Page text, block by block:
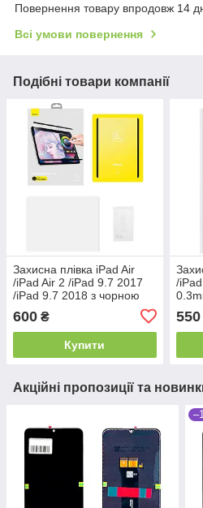
Повернення товару впродовж 14
Всі умови повернення
Подібні товари компанії
Захисна плівка iPad Air
/iPad Air 2 /iPad 9.7 2017
/iPad 9.7 2018 з чорною
Coverage, Paper-Like,
Baseus
600 ₴
Купити
/
550
Акційні пропозиції та